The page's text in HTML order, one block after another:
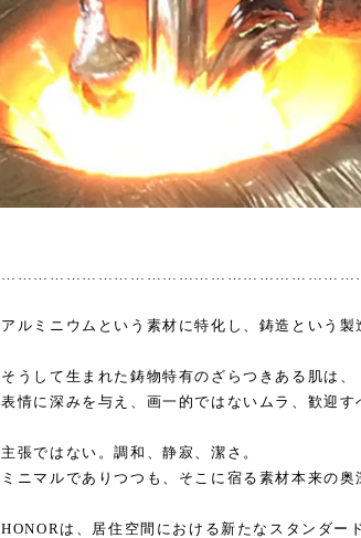
アルミニウムという素材に特化し、鋳造という製
そうして生まれた鋳物特有のざらつきある肌は、
表情に深みを与え、画一的ではないムラ、歓迎す
主張ではない。調和、静寂、潔さ。
ミニマルでありつつも、そこに宿る素材本来の奥
HONORは、居住空間における新たなスタンダー